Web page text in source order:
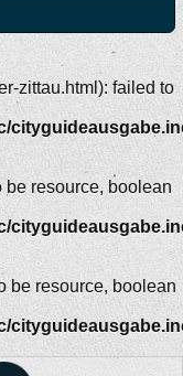
zittau.html): failed to
be resource, boolean
be resource, boolean